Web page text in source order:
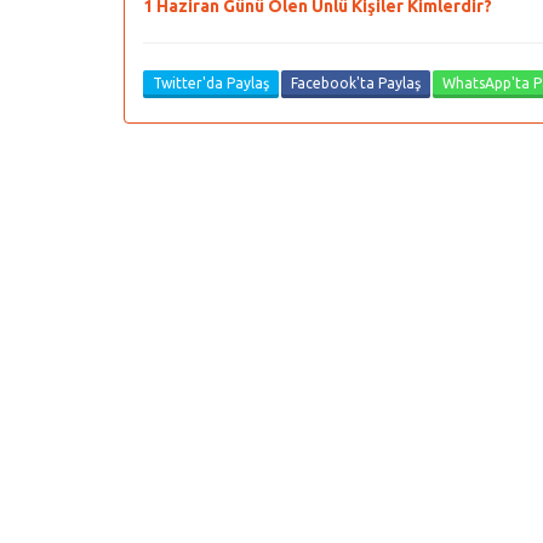
1 Haziran Günü Ölen Ünlü Kişiler Kimlerdir?
Twitter'da Paylaş Facebook'ta Paylaş WhatsApp'ta